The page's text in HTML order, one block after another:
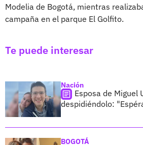
Modelia de Bogotá, mientras
campaña en el parque El Golfito.
Te puede interesar
Nación
Esposa de Miguel
despidiéndolo:
BOGOTÁ